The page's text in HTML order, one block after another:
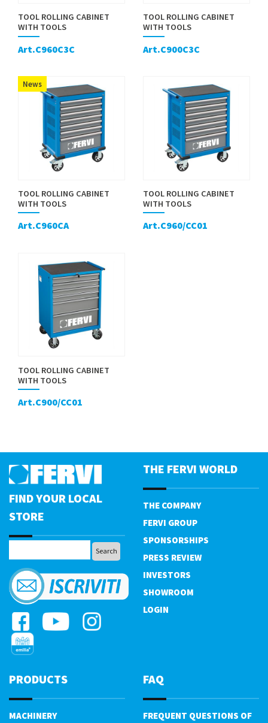
TOOL ROLLING CABINET
WITH TOOLS
Art.C960C3C
TOOL ROLLING CABINET
WITH TOOLS
Art.C900C3C
News
TOOL ROLLING CABINET
WITH TOOLS
Art.C960CA
TOOL ROLLING CABINET
WITH TOOLS
Art.C960/CC01
TOOL ROLLING CABINET
WITH TOOLS
Art.C900/CC01
FIND YOUR LOCAL
STORE
THE FERVI WORLD
THE COMPANY
FERVI GROUP
SPONSORSHIPS
PRESS REVIEW
INVESTORS
SHOWROOM
LOGIN
PRODUCTS
MACHINERY
FAQ
FREQUENT QUESTIONS OF